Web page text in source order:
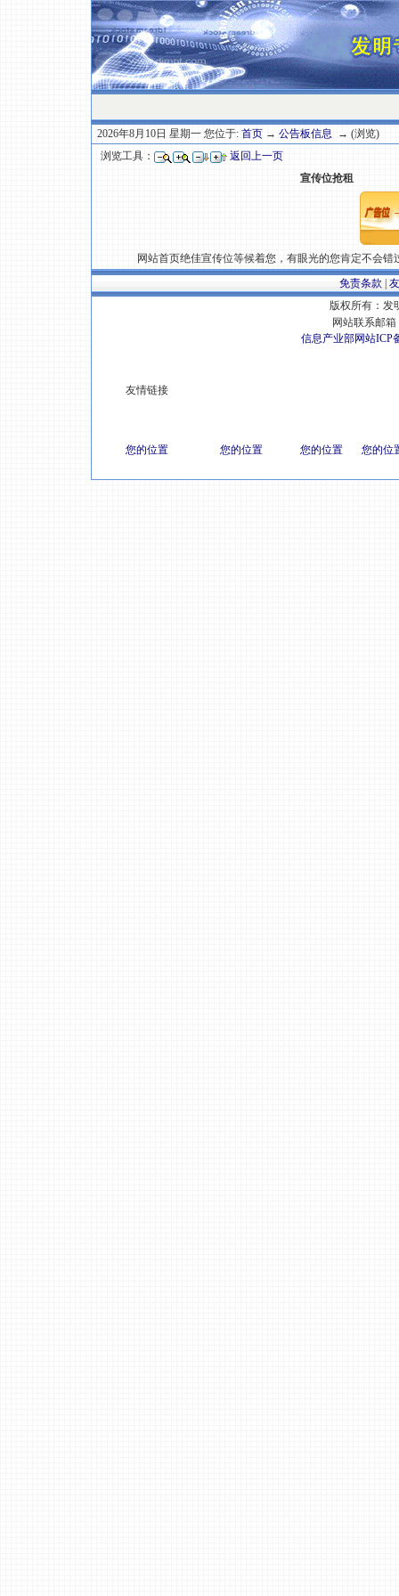
2026年8月10日 星期一 您位于: 首页 → 公告板信息 → (浏览)
浏览工具：
返回上一页
宣传位抢租
网站首页绝佳宣传位等候着您，有眼光的您肯定不会错
免责条款
版权所有：发
网站联系邮箱
信息产业部网站ICP
友情链接
您的位置 您的位置 您的位置 您的位